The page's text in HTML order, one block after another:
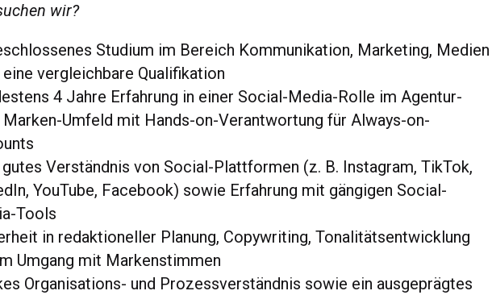
wir?
Studium im Bereich Kommunikation, Marketing, Medien
vergleichbare Qualifikation
4 Jahre Erfahrung in einer Social-Media-Rolle im Agentur-
Umfeld mit Hands-on-Verantwortung für Always-on-
gutes Verständnis von Social-Plattformen (z. B. Instagram, TikTok,
YouTube, Facebook) sowie Erfahrung mit gängigen Social-
Tools
in redaktioneller Planung, Copywriting, Tonalitätsentwicklung
Umgang mit Markenstimmen
Organisations- und Prozessverständnis sowie ein ausgeprägtes